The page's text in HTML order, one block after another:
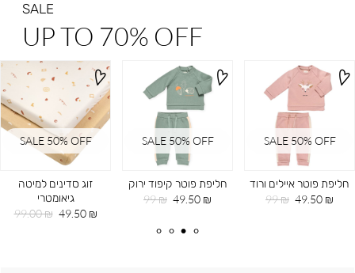
SALE
UP TO 70% OFF
SALE 50% OFF
זוג סדינים למיטה
גיאומטרי
מחיר
49.50 ₪
מחיר
99.00 ₪
SALE 50% OFF
חליפת פוטר קיפוד ירוק
מחיר
49.50 ₪
מחיר
99 ₪
SALE 50% OFF
חליפת פוטר איילים ורוד
מחיר
49.50 ₪
מחיר
99 ₪